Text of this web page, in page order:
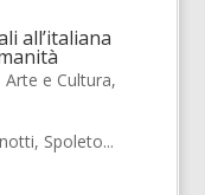
all’italiana
Arte e Cultura,
Spoleto...